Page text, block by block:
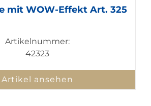
mit WOW-Effekt Art. 325
Artikelnummer:
42323
Artikel ansehen